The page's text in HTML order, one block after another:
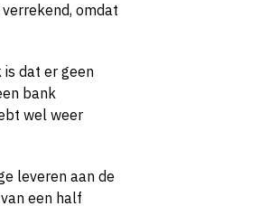
omdat
dat er geen
bank
wel weer
leveren aan de
een half